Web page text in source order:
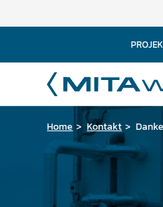
Home Kontakt